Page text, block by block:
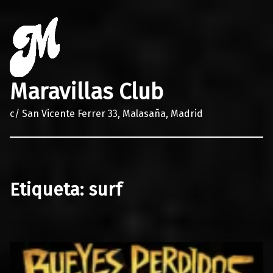
Maravillas Club
c/ San Vicente Ferrer 33, Malasaña, Madrid
Etiqueta: surf